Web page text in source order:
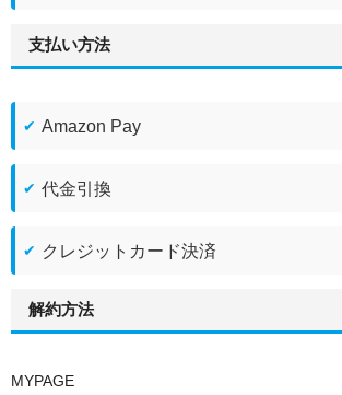
支払い方法
Amazon Pay
代金引換
クレジットカード決済
解約方法
MYPAGE